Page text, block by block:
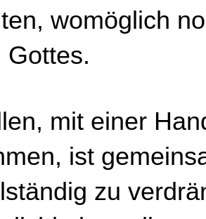
womöglich
Gottes.
mit einer
ist
zu